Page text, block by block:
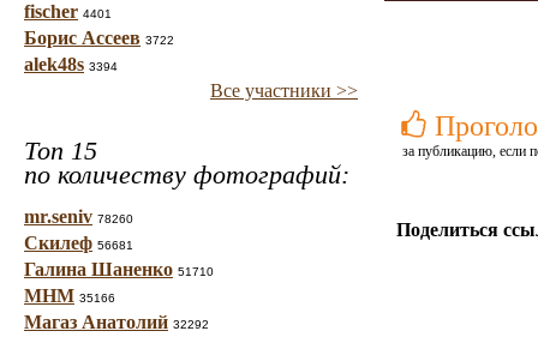
fischer 4401
Борис Ассеев 3722
alek48s 3394
Все участники >>
Топ 15
по количеству фотографий:
mr.seniv 78260
Скилеф 56681
Галина Шаненко 51710
МНМ 35166
Магаз Анатолий 32292
за публикацию, если
Поделиться